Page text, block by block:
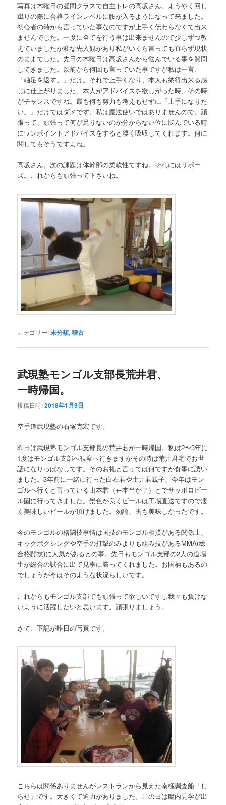
写真は木曜日の昼間クラスで自主トレの高坂さん。ようやく回し
蹴りの際に合格ラインレベルに腰が入るようになって来ました。
初心者の時から言っていた事なのですが上手く伝わらなくて出来
ませんでした。一度に全てを行う事は出来ませんので少しずつ教
えていましたが変な先入観があり私がいくら言っても直らず現状
のままでした。先日の木曜日は高坂さんから悩んでいる事を質問
してきました。以前から何回も言っていた事ですが私は一言、
「軸足を返す。」だけ。それで上手くなり、本人も納得出来る感
じに仕上がりました。本人がアドバイスを欲しがった時、その時
がチャンスですね。最も何も努力も考えもせずに「上手になりた
い。」だけではダメです。私は魔法使いではありませんので。頑
張って、頑張って何が足りないのか分からない位に悩んでいる時
にワンポイントアドバイスをすると凄く吸収してくれます。何に
関してもそうですよね。
高坂さん、次の課題は体幹部の柔軟性ですね。それにはリポー
ズ。これからも頑張って下さいね。
カテゴリー:未分類,稽古
武現塾モンゴル支部長荒井君、
一時帰国。
投稿日時:2018年1月9日
空手道武現塾の石塚克宏です。
昨日は武現塾モンゴル支部長の荒井君が一時帰国。私は2〜3年に
1度はモンゴル支部へ視察へ行きますがその時は荒井君宅でお世
話になりっぱなしです。そのお礼と言っては何ですが食事に誘い
ました。3年前に一緒に行った白石君や土井君親子、今年はモン
ゴルへ行くと言っている山本君（←本当か？）とでサッポロビー
ル園に行ってきました。景色が良くビールは工場直送ですので凄
く美味しいビールが頂けました。勿論、肉も美味しかったです。
今のモンゴルの格闘技事情は国技のモンゴル相撲がある関係上、
キックボクシングや空手の打撃のみよりも組み技があるMMA(総
合格闘技)に人気があるとの事。先日もモンゴル支部の2人の道場
生が総合の試合に出て見事に勝ってくれました。お国柄もあるの
でしょうが今はそのような状況らしいです。
これからもモンゴル支部でも頑張って欲しいですし我々も負けな
いように活躍したいと思います。頑張りましょう。
さて、下記が昨日の写真です。
こちらは関係ありませんがレストランから見えた南極調査船「し
らせ」です。大きくて迫力がありました。この日は艦内見学が出